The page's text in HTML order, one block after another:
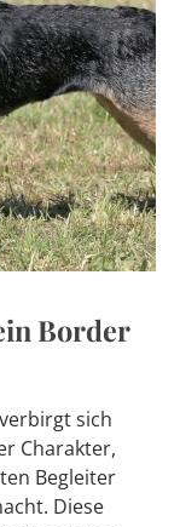
Border
sich
Charakter,
Begleiter
Diese